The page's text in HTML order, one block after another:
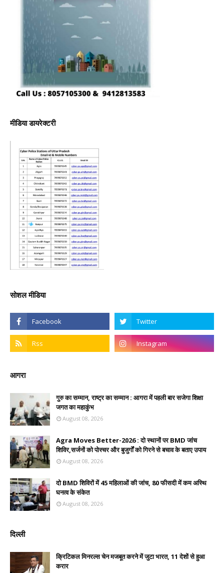
मीडिया डायरेक्टरी
सोशल मीडिया
आगरा
गुरु का सम्मान, राष्ट्र का सम्मान : आगरा में पहली बार सजेगा शिक्षा
जगत का महाकुंभ
August 08, 2026
Agra Moves Better-2026 : दो स्थानों पर BMD जांच
शिविर,सर्जनों को पोस्चर और बुजुर्गों को गिरने से बचाव के बताए उपाय
August 08, 2026
दो BMD शिविरों में 45 महिलाओं की जांच, 80 फीसदी में कम अस्थि
घनत्व के संकेत
August 08, 2026
दिल्ली
क्रिटिकल मिनरल्स चेन मजबूत करने में जुटा भारत, 11 देशों से हुआ
करार